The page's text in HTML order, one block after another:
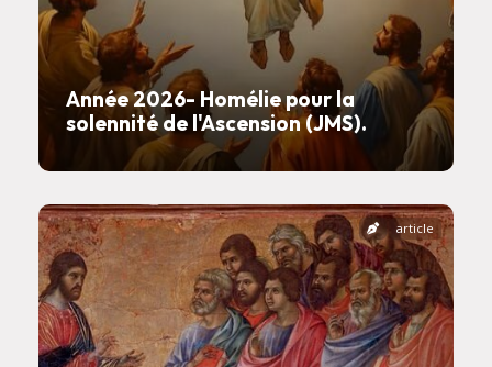
Année 2026- Homélie pour la
solennité de l'Ascension (JMS).
article